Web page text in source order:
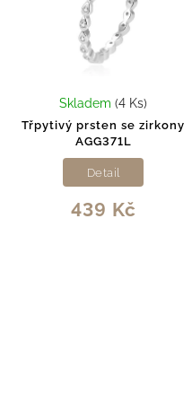
Třpytivý prsten se zirkony
AGG371L
Skladem(4 Ks)
439 Kč
Detail